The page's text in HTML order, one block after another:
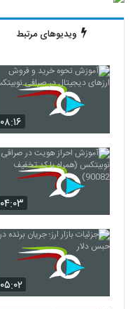
ویدیوهای مرتبط
۰۸:۱۶
۰۴:۰۳
۰۵:۰۲